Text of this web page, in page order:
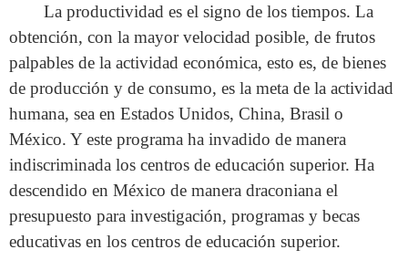
La productividad es el signo de los tiempos. La
obtención, con la mayor velocidad posible, de frutos
palpables de la actividad económica, esto es, de bienes
de producción y de consumo, es la meta de la actividad
humana, sea en Estados Unidos, China, Brasil o
México. Y este programa ha invadido de manera
indiscriminada los centros de educación superior. Ha
descendido en México de manera draconiana el
presupuesto para investigación, programas y becas
educativas en los centros de educación superior.